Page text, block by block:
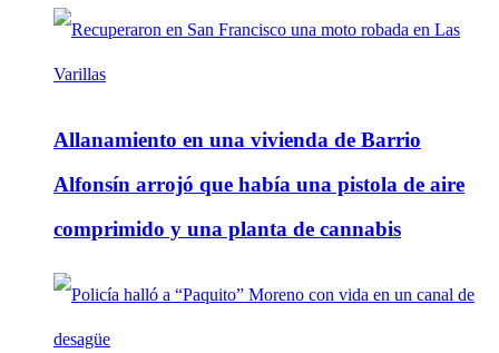
Allanamiento en una vivienda de Barrio
Alfonsín arrojó que había una pistola de aire
comprimido y una planta de cannabis